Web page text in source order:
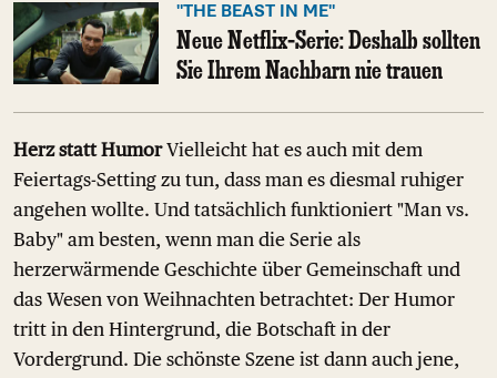
"THE BEAST IN ME"
Neue Netflix-Serie: Deshalb sollten
Sie Ihrem Nachbarn nie trauen
Herz statt HumorVielleicht hat es auch mit dem
Feiertags-Setting zu tun, dass man es diesmal ruhiger
angehen wollte. Und tatsächlich funktioniert "Man vs.
Baby" am besten, wenn man die Serie als
herzerwärmende Geschichte über Gemeinschaft und
das Wesen von Weihnachten betrachtet: Der Humor
tritt in den Hintergrund, die Botschaft in der
Vordergrund. Die schönste Szene ist dann auch jene,